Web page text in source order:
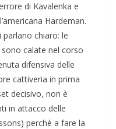
di Kavalenka e
Hardeman.
chiaro: le
calate nel corso
difensiva delle
cattiveria in prima
decisivo, non è
in attacco delle
perchè a fare la